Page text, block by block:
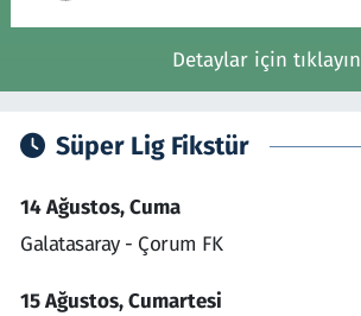
Detaylar için tıklayın
Süper Lig Fikstür
14 Ağustos, Cuma
Galatasaray - Çorum FK
15 Ağustos, Cumartesi